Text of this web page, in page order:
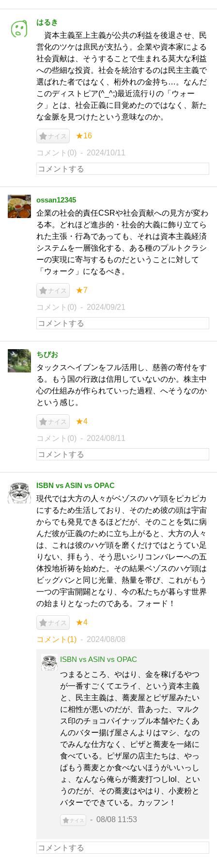
はるき
資本主義至上主義が公共の利益を後退させ、民
営化のツケは庶民が支払う。企業や資本家による
社会貢献は、そうすることで生まれる莫大な利益
への些細な投資。社会を統治するのは民主主義で
選ばれた者ではなく、桁外れの金持ち…。なんだ
このディストピア(^_^;)最近流行りの「ウォー
ク」とは、社会正義に目覚めたのではなく、新た
な金脈を見つけたという意味なのか。
ナイス ★16
コメント(0) 2024/10/11
ossan12345
企業の社会的責任CSRや社会貢献への見方が変わ
る本。どれほど進歩的・社会的大義に飾り立てら
れた主張・行為であっても、それは資本主義経済
システムを一層強化する、ある種のプルトクラシ
ーの実現に寄与するものだということに対して
「ウォーク」になるべき。
ナイス ★7
コメント(0) 2024/09/21
ちびお
タックスヘイブンをフル活用し、慈善の寄付をす
る。もう国の行政は信用していないのか。株主中
心の仕組みが作られていった過程、へそうなのか
という感じ。
ナイス ★4
コメント(0) 2024/08/11
ISBN vs ASIN vs OPAC
現代では大方の人々がベゾスのハゲ頭をピカピカ
にするため生活しており、そのため彼の頭は宇宙
からでも発見できるほどだが、そのことを気に病
んだ彼が正義のために立ち上がると、大方の人々
は、これは彼のハゲ頭を磨くだけではとうてい足
りない、拝もう、そう思いシリコンバレーへの五
体投地祈祷を始めた。その結果ベゾスのハゲ頭は
ビッグバンと同じ光量、熱量を帯び、これがもう
一つの宇宙開闢となり、今の私たちが暮らす世界
の始まりとなったのである。フォード！
ナイス ★4
コメント(1) 2024/08/08
ISBN vs ASIN vs OPAC
つまるところ、やはり、金を稼げるやつ
が一番すごくてエライ、という資本主義
と、民主主義は、蕎麦屋とピザ屋みたい
に相性が悪いのだが、昔あった、マルク
ス印のチョコパイナップル本舗やたくあ
んのバター揚げ屋さんよりはマシ、なの
でみんな仕方なく、ピザと蕎麦を一緒に
食べている。ピザ屋の店主たちは、やっ
ぱもう蕎麦とか食べないほうがいいっし
ょ、なんなら俺らが蕎麦打つしlol、とい
うのだが、その蕎麦はやはり、小麦粉と
バターでできている。カッフン！
ナイス 08/08 11:53